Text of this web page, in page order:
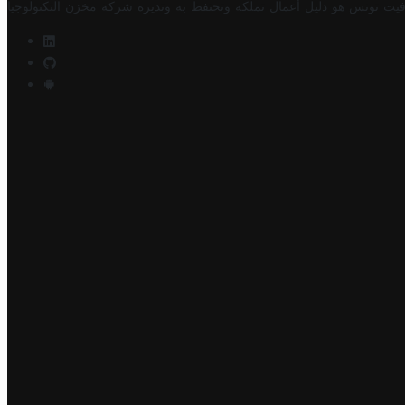
تونس هو دليل أعمال تملكه وتحتفظ به وتديره شركة مخزن التكنولوجيا